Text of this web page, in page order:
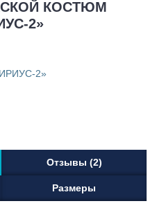
КОСТЮМ
2»
Отзывы (2)
Размеры